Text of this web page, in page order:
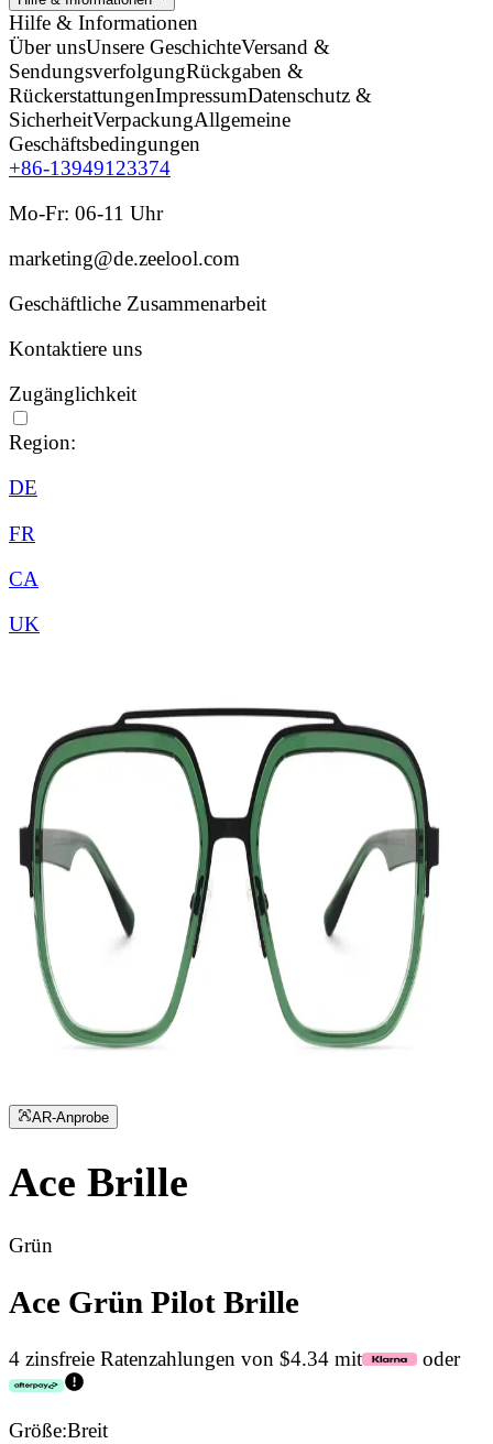
Hilfe & Informationen
Über unsUnsere GeschichteVersand &
SendungsverfolgungRückgaben &
RückerstattungenImpressumDatenschutz &
SicherheitVerpackungAllgemeine
Geschäftsbedingungen
+86-13949123374
Mo-Fr: 06-11 Uhr
marketing@de.zeelool.com
Geschäftliche Zusammenarbeit
Kontaktiere uns
Zugänglichkeit
Region:
DE
FR
CA
UK
AR-Anprobe
Ace Brille
Grün
Ace Grün Pilot Brille
4 zinsfreie Ratenzahlungen von $4.34 mit oder
Größe:Breit